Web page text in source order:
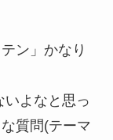
ン」かなり
いよなと思っ
質問(テーマ